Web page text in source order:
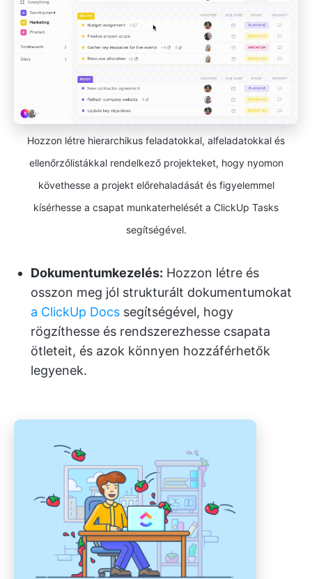
Hozzon létre hierarchikus feladatokkal, alfeladatokkal és
ellenőrzőlistákkal rendelkező projekteket, hogy nyomon
követhesse a projekt előrehaladását és figyelemmel
kísérhesse a csapat munkaterhelését a ClickUp Tasks
segítségével.
Dokumentumkezelés: Hozzon létre és
osszon meg jól strukturált dokumentumokat
a ClickUp Docs segítségével, hogy
rögzíthesse és rendszerezhesse csapata
ötleteit, és azok könnyen hozzáférhetők
legyenek.